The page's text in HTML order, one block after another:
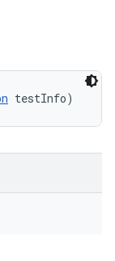
testInfo)